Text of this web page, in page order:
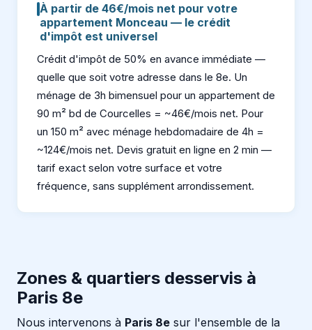
À partir de 46€/mois net pour votre
appartement Monceau — le crédit
d'impôt est universel
Crédit d'impôt de 50% en avance immédiate —
quelle que soit votre adresse dans le 8e. Un
ménage de 3h bimensuel pour un appartement de
90 m² bd de Courcelles = ~46€/mois net. Pour
un 150 m² avec ménage hebdomadaire de 4h =
~124€/mois net. Devis gratuit en ligne en 2 min —
tarif exact selon votre surface et votre
fréquence, sans supplément arrondissement.
Zones & quartiers desservis à
Paris 8e
Nous intervenons à Paris 8e sur l'ensemble de la